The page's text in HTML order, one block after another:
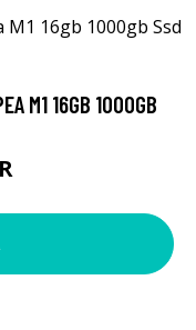
M1 16GB 1000GB